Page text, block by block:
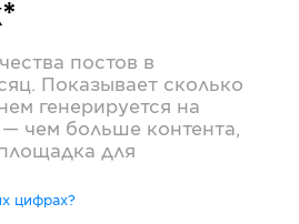
постов в
Показывает сколько
генерируется на
чем больше контента,
для
цифрах?